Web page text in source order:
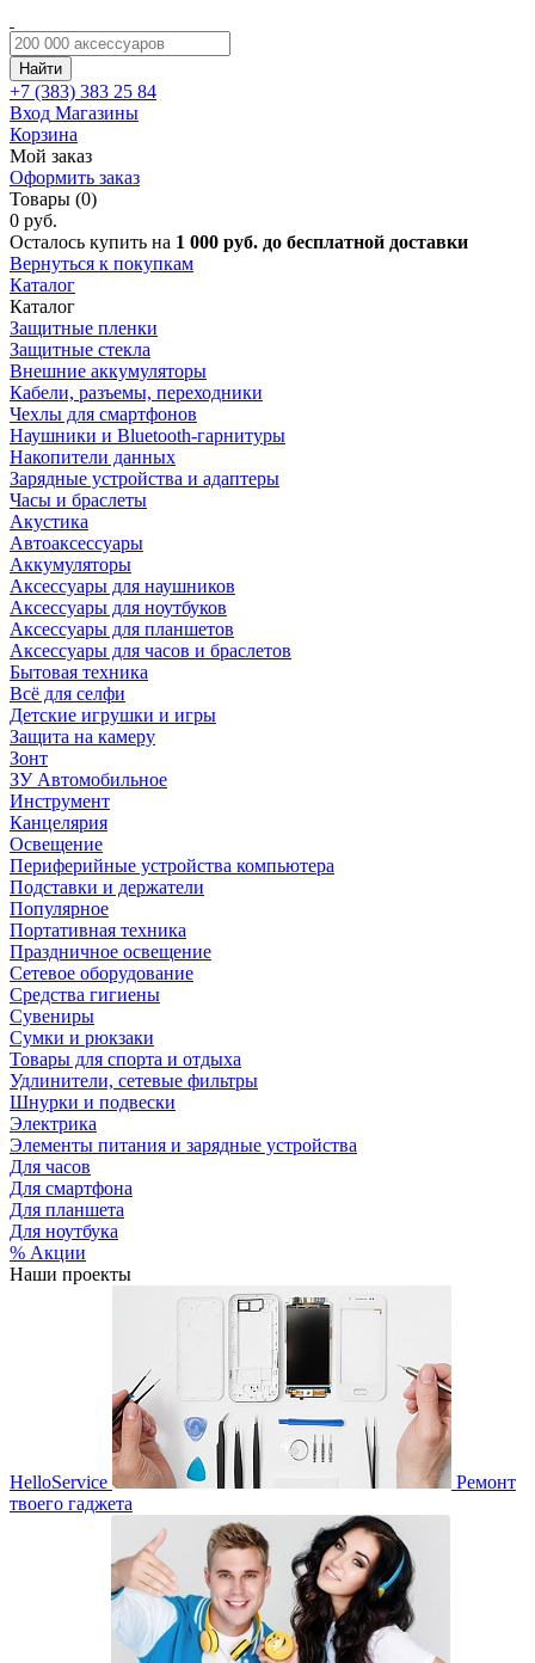
Найти
+7 (383) 383 25 84
Вход Магазины
Корзина
Мой заказ
Оформить заказ
Товары (0)
0 руб.
Осталось купить на 1 000 руб. до бесплатной доставки
Вернуться к покупкам
Каталог
Каталог
Защитные пленки
Защитные стекла
Внешние аккумуляторы
Кабели, разъемы, переходники
Чехлы для смартфонов
Наушники и Bluetooth-гарнитуры
Накопители данных
Зарядные устройства и адаптеры
Часы и браслеты
Акустика
Автоаксессуары
Аккумуляторы
Аксессуары для наушников
Аксессуары для ноутбуков
Аксессуары для планшетов
Аксессуары для часов и браслетов
Бытовая техника
Всё для селфи
Детские игрушки и игры
Защита на камеру
Зонт
ЗУ Автомобильное
Инструмент
Канцелярия
Освещение
Периферийные устройства компьютера
Подставки и держатели
Популярное
Портативная техника
Праздничное освещение
Сетевое оборудование
Средства гигиены
Сувениры
Сумки и рюкзаки
Товары для спорта и отдыха
Удлинители, сетевые фильтры
Шнурки и подвески
Электрика
Элементы питания и зарядные устройства
Для часов
Для смартфона
Для планшета
Для ноутбука
% Акции
Наши проекты
HelloService
Ремонт
твоего гаджета